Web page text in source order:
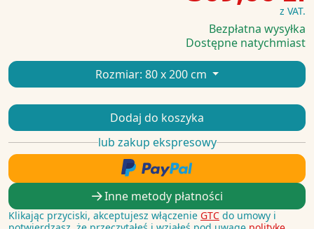
z VAT.
Bezpłatna wysyłka
Dostępne natychmiast
Rozmiar: 80 x 200 cm
Dodaj do koszyka
lub zakup ekspresowy
Inne metody płatności
Klikając przyciski, akceptujesz włączenie GTC do umowy i